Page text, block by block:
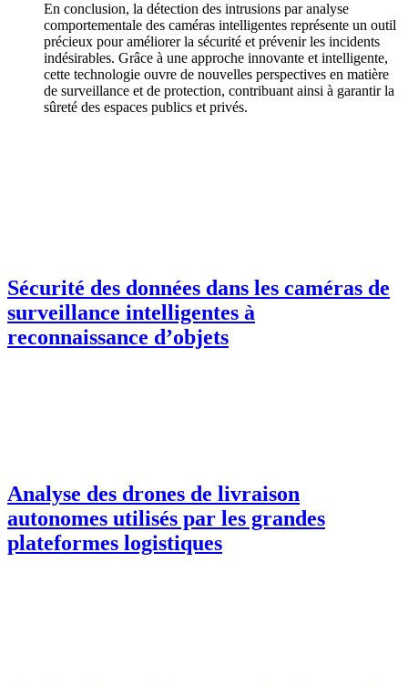
En conclusion, la détection des intrusions par analyse
comportementale des caméras intelligentes représente un outil
précieux pour améliorer la sécurité et prévenir les incidents
indésirables. Grâce à une approche innovante et intelligente,
cette technologie ouvre de nouvelles perspectives en matière
de surveillance et de protection, contribuant ainsi à garantir la
sûreté des espaces publics et privés.
Sécurité des données dans les caméras de
surveillance intelligentes à
reconnaissance d’objets
Analyse des drones de livraison
autonomes utilisés par les grandes
plateformes logistiques